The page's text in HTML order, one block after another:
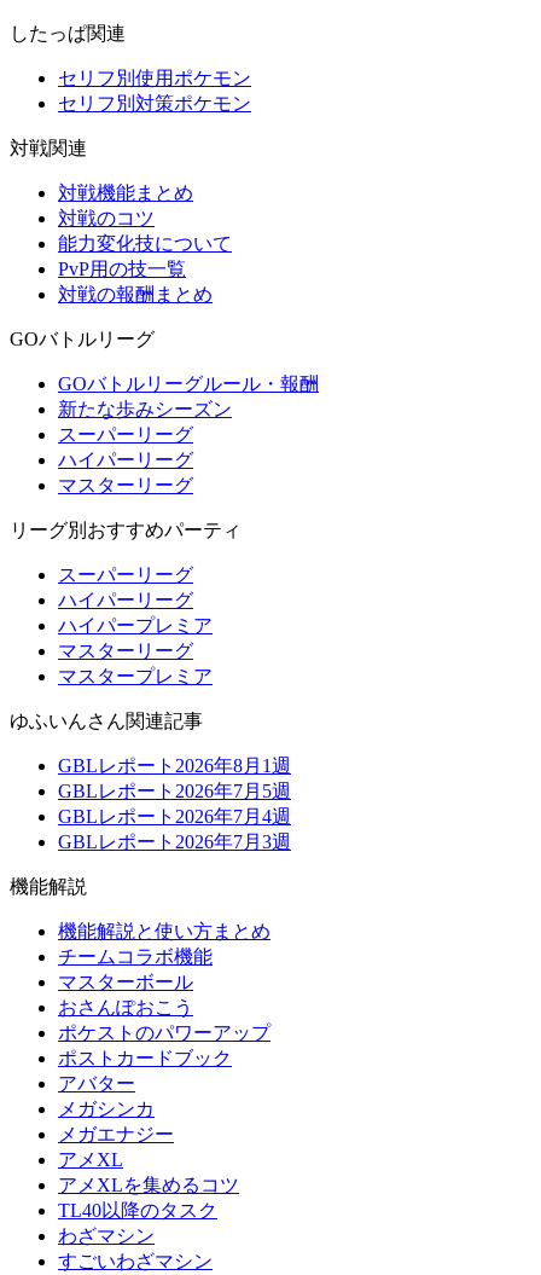
したっぱ関連
セリフ別使用ポケモン
セリフ別対策ポケモン
対戦関連
対戦機能まとめ
対戦のコツ
能力変化技について
PvP用の技一覧
対戦の報酬まとめ
GOバトルリーグ
GOバトルリーグルール・報酬
新たな歩みシーズン
スーパーリーグ
ハイパーリーグ
マスターリーグ
リーグ別おすすめパーティ
スーパーリーグ
ハイパーリーグ
ハイパープレミア
マスターリーグ
マスタープレミア
ゆふいんさん関連記事
GBLレポート2026年8月1週
GBLレポート2026年7月5週
GBLレポート2026年7月4週
GBLレポート2026年7月3週
機能解説
機能解説と使い方まとめ
チームコラボ機能
マスターボール
おさんぽおこう
ポケストのパワーアップ
ポストカードブック
アバター
メガシンカ
メガエナジー
アメXL
アメXLを集めるコツ
TL40以降のタスク
わざマシン
すごいわざマシン